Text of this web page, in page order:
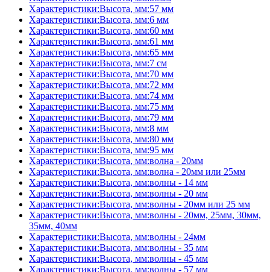
Характеристики:Высота, мм:57 мм
Характеристики:Высота, мм:6 мм
Характеристики:Высота, мм:60 мм
Характеристики:Высота, мм:61 мм
Характеристики:Высота, мм:65 мм
Характеристики:Высота, мм:7 см
Характеристики:Высота, мм:70 мм
Характеристики:Высота, мм:72 мм
Характеристики:Высота, мм:74 мм
Характеристики:Высота, мм:75 мм
Характеристики:Высота, мм:79 мм
Характеристики:Высота, мм:8 мм
Характеристики:Высота, мм:80 мм
Характеристики:Высота, мм:95 мм
Характеристики:Высота, мм:волна - 20мм
Характеристики:Высота, мм:волна - 20мм или 25мм
Характеристики:Высота, мм:волны - 14 мм
Характеристики:Высота, мм:волны - 20 мм
Характеристики:Высота, мм:волны - 20мм или 25 мм
Характеристики:Высота, мм:волны - 20мм, 25мм, 30мм,
35мм, 40мм
Характеристики:Высота, мм:волны - 24мм
Характеристики:Высота, мм:волны - 35 мм
Характеристики:Высота, мм:волны - 45 мм
Характеристики:Высота, мм:волны - 57 мм